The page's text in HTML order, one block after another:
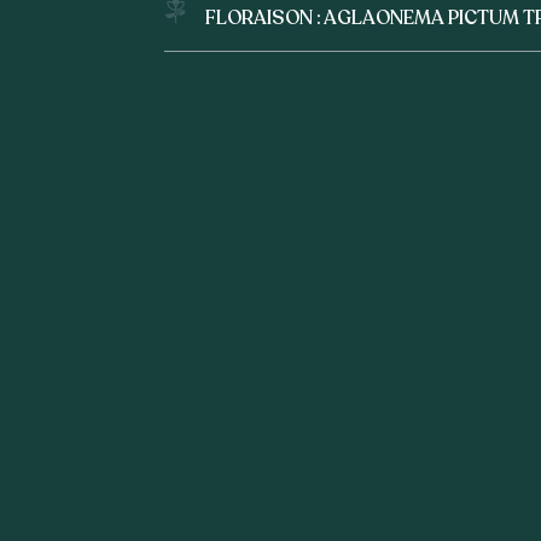
FLORAISON : AGLAONEMA PICTUM